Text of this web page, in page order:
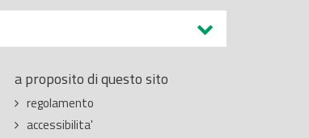
a proposito di questo sito
regolamento
accessibilita'